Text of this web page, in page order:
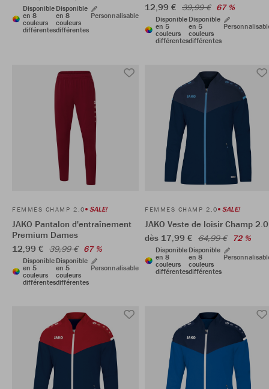
Disponible
en 8
couleurs
différentes
Disponible
en 8
couleurs
différentes
Personnalisable
12,99 € 39,99 € 67 %
Disponible
en 5
couleurs
différentes
Disponible
en 5
couleurs
différentes
FEMMES CHAMP 2.0 SALE!
JAKO Pantalon d'entraînement
Premium Dames
12,99 € 39,99 € 67 %
Disponible
en 5
couleurs
différentes
Disponible
en 5
couleurs
différentes
Personnalisable
FEMMES CHAMP 2.0 SALE!
JAKO Veste de loisir Champ 2.0
dès 17,99 € 64,99 € 72 %
Disponible
en 8
couleurs
différentes
Disponible
en 8
couleurs
différentes